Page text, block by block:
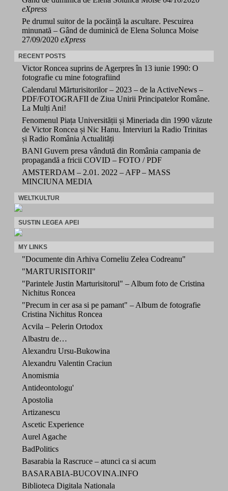
eXpress
Pe drumul suitor de la pocăință la ascultare. Pescuirea
minunată – Gând de duminică de Elena Solunca Moise
27/09/2020 eXpress
RECENT POSTS
Victor Roncea suprins de Agerpres în 13 iunie 1990: O
fotografie cu mine fotografiind
Calendarul Mărturisitorilor – 2023 – de la ActiveNews –
PDF/FOTOGRAFII de Ziua Unirii Principatelor Române.
La Mulți Ani!
Fenomenul Piața Universității și Mineriada din 1990 văzute
de Victor Roncea și Nic Hanu. Interviuri la Radio Trinitas
și Radio România Actualități
BANI Guvern presa vândută din România campania de
propagandă a fricii COVID – FOTO / PDF
AMSTERDAM – 2.01. 2022 – AFP – MASS
MINCIUNA MEDIA
WELTKULTUR
SUSTIN LEGEA APEI
MY LINKS
"Documente din Arhiva Corneliu Zelea Codreanu"
"MARTURISITORII"
"Parintele Justin Marturisitorul" – Album foto de Cristina
Nichitus Roncea
"Precum in cer asa si pe pamant" – Album de fotografie
Cristina Nichitus Roncea
Acvila – Pelerin Ortodox
Albastru de…
Alexandru Ursu-Bukowina
Alexandru Valentin Craciun
Anomismia
Antideontologu'
Apostolia
Artizanescu
Ascetic Experience
Aurel Agache
BadPolitics
Basarabia la Rascruce – atunci ca si acum
BASARABIA-BUCOVINA.INFO
Biblioteca Digitala Nationala